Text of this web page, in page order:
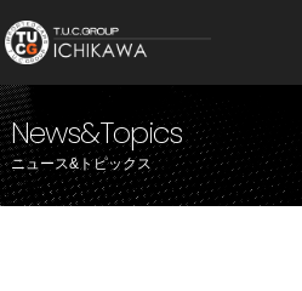
News&Topics
ニュース&トピックス